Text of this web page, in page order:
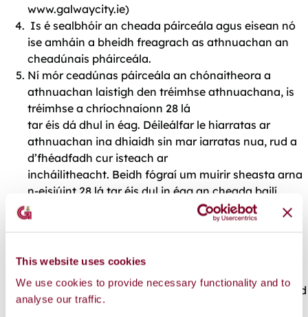
This website uses cookies
We use cookies to provide necessary functionality and to
analyse our traffic.
www.galwaycity.ie)
Is é sealbhóir an cheada páirceála agus eisean nó
ise amháin a bheidh freagrach as athnuachan an
cheadúnais pháirceála.
Ní mór ceadúnas páirceála an chónaitheora a
athnuachan laistigh den tréimhse athnuachana, is
tréimhse a chríochnaíonn 28 lá
tar éis dá dhul in éag. Déileálfar le hiarratas ar
athnuachan ina dhiaidh sin mar iarratas nua, rud a
d’fhéadfadh cur isteach ar
incháilitheacht. Beidh fógraí um muirir sheasta arna
n-eisiúint 28 lá tar éis dul in éag an cheada bailí.
Má aistríonn tú ón seoladh thuas, nó má dhéanann
tú d’fheithicil a dhiúscairt, ní bheidh do cheadúnas
mór é a thabhairt ar ais chuig an gComhairle
Má dhéanann tú an feithicil lena mbaineann an cead
a athsholáthar, ní mór duit an ceadúnas a thabhairt